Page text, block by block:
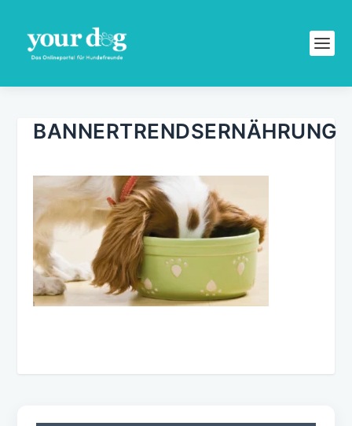
BANNERTRENDSERNÄHRUNG